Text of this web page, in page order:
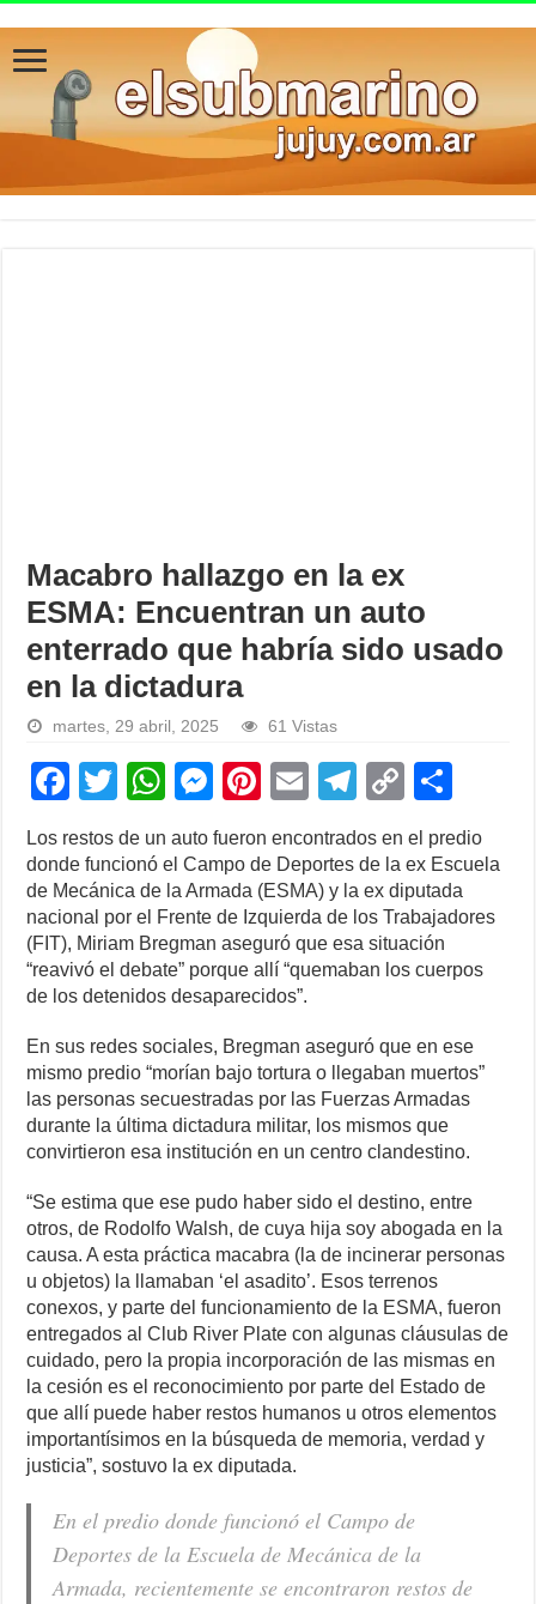
Macabro hallazgo en la ex
ESMA: Encuentran un auto
enterrado que habría sido usado
en la dictadura
martes, 29 abril, 2025 61 Vistas
F
c
e
b
o
o
k
T
wi
tt
er
W
at
s
A
p
p
M
e
ss
e
n
g
er
Pi
er
e
st
E
ail
T
e
gr
a
m
C
o
p
y
Li
n
h
ar
e
Los restos de un auto fueron encontrados en el predio
donde funcionó el Campo de Deportes de la ex Escuela
de Mecánica de la Armada (ESMA) y la ex diputada
nacional por el Frente de Izquierda de los Trabajadores
(FIT), Miriam Bregman aseguró que esa situación
“reavivó el debate” porque allí “quemaban los cuerpos
de los detenidos desaparecidos”.
En sus redes sociales, Bregman aseguró que en ese
mismo predio “morían bajo tortura o llegaban muertos”
las personas secuestradas por las Fuerzas Armadas
durante la última dictadura militar, los mismos que
convirtieron esa institución en un centro clandestino.
“Se estima que ese pudo haber sido el destino, entre
otros, de Rodolfo Walsh, de cuya hija soy abogada en la
causa. A esta práctica macabra (la de incinerar personas
u objetos) la llamaban ‘el asadito’. Esos terrenos
conexos, y parte del funcionamiento de la ESMA, fueron
entregados al Club River Plate con algunas cláusulas de
cuidado, pero la propia incorporación de las mismas en
la cesión es el reconocimiento por parte del Estado de
que allí puede haber restos humanos u otros elementos
importantísimos en la búsqueda de memoria, verdad y
justicia”, sostuvo la ex diputada.
En el predio donde funcionó el Campo de
Deportes de la Escuela de Mecánica de la
Armada, recientemente se encontraron restos de